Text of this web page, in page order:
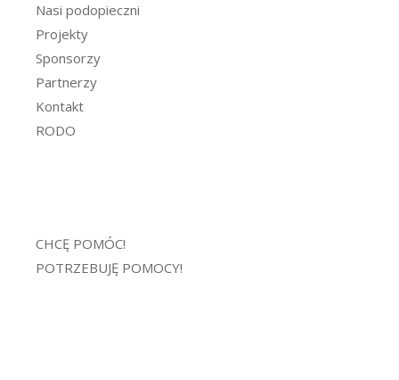
Nasi podopieczni
Projekty
Sponsorzy
Partnerzy
Kontakt
RODO
CHCĘ POMÓC!
POTRZEBUJĘ POMOCY!